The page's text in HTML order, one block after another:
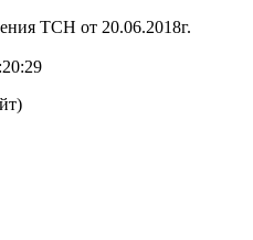
ТСН от 20.06.2018г.